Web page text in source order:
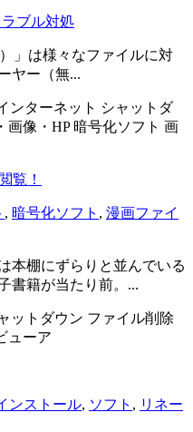
ラブル対処
」は様々なファイルに対
ヤー（無...
ンターネット シャットダ
画像・HP 暗号化ソフト 画
覧！
, 暗号化ソフト , 漫画ファイ
本棚にずらりと並んでいる
書籍が当たり前。...
ットダウン ファイル削除
ューア
ンストール, ソフト , リネー